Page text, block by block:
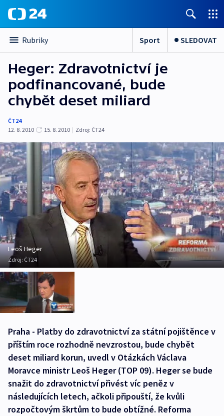
Rubriky Sport SLEDOVAT
Heger: Zdravotnictví je
podfinancované, bude
chybět deset miliard
ČT24
12. 8. 2010
15. 8. 2010 | Zdroj: ČT24
Leoš Heger
Zdroj: ČT24
Praha - Platby do zdravotnictví za státní pojištěnce v
příštím roce rozhodně nevzrostou, bude chybět
deset miliard korun, uvedl v Otázkách Václava
Moravce ministr Leoš Heger (TOP 09). Heger se bude
snažit do zdravotnictví přivést víc peněz v
následujících letech, ačkoli připouští, že kvůli
rozpočtovým škrtům to bude obtížné. Reforma